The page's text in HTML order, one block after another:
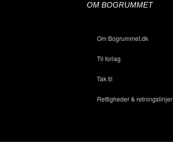
OM BOGRUMMET
Om Bogrummet.dk
Til forlag
Tak til
Rettigheder & retningslinjer